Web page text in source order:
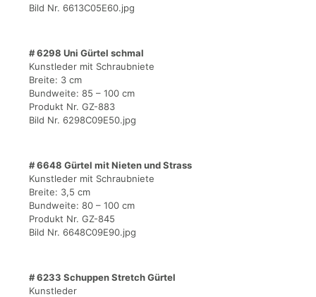
Bild Nr. 6613C05E60.jpg
# 6298 Uni Gürtel schmal
Kunstleder mit Schraubniete
Breite: 3 cm
Bundweite: 85 – 100 cm
Produkt Nr. GZ-883
Bild Nr. 6298C09E50.jpg
# 6648 Gürtel mit Nieten und Strass
Kunstleder mit Schraubniete
Breite: 3,5 cm
Bundweite: 80 – 100 cm
Produkt Nr. GZ-845
Bild Nr. 6648C09E90.jpg
# 6233 Schuppen Stretch Gürtel
Kunstleder